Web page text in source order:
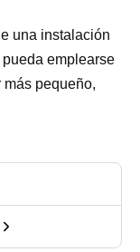
una instalación
emplearse
pequeño,